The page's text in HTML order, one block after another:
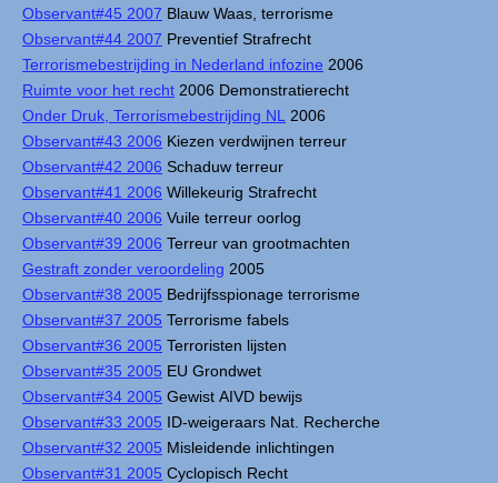
Observant#45 2007 Blauw Waas, terrorisme
Observant#44 2007 Preventief Strafrecht
Terrorismebestrijding in Nederland infozine 2006
Ruimte voor het recht 2006 Demonstratierecht
Onder Druk, Terrorismebestrijding NL
2006
Observant#43 2006 Kiezen verdwijnen terreur
Observant#42 2006 Schaduw terreur
Observant#41 2006 Willekeurig Strafrecht
Observant#40 2006 Vuile terreur oorlog
Observant#39 2006 Terreur van grootmachten
Gestraft zonder veroordeling 2005
Observant#38 2005 Bedrijfsspionage terrorisme
Observant#37 2005 Terrorisme fabels
Observant#36 2005 Terroristen lijsten
Observant#35 2005 EU Grondwet
Observant#34 2005 Gewist AIVD bewijs
Observant#33 2005 ID-weigeraars Nat. Recherche
Observant#32 2005 Misleidende inlichtingen
Observant#31 2005 Cyclopisch Recht